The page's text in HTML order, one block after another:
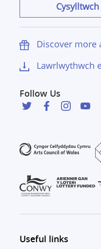
Discover more
Lawrlwythwch
Follow Us
Useful links